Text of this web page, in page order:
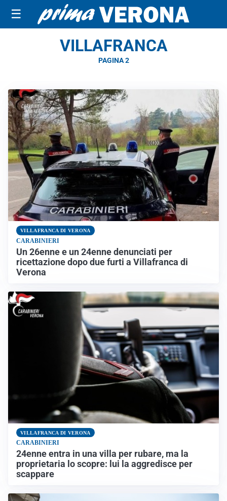
☰
VILLAFRANCA
PAGINA 2
VILLAFRANCA DI VERONA
CARABINIERI
Un 26enne e un 24enne denunciati per
ricettazione dopo due furti a Villafranca di
Verona
VILLAFRANCA DI VERONA
CARABINIERI
24enne entra in una villa per rubare, ma la
proprietaria lo scopre: lui la aggredisce per
scappare